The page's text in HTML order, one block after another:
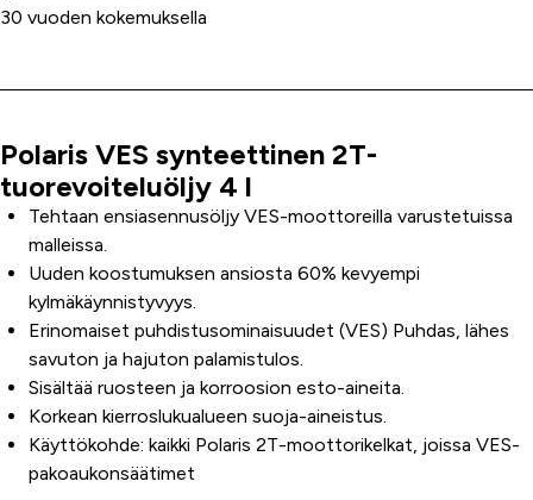
30 vuoden kokemuksella
Tuoteinfo
Polaris VES synteettinen 2T-
tuorevoiteluöljy 4 l
Tehtaan ensiasennusöljy VES-moottoreilla varustetuissa
malleissa.
Uuden koostumuksen ansiosta 60% kevyempi
kylmäkäynnistyvyys.
Erinomaiset puhdistusominaisuudet (VES) Puhdas, lähes
savuton ja hajuton palamistulos.
Sisältää ruosteen ja korroosion esto-aineita.
Korkean kierroslukualueen suoja-aineistus.
Käyttökohde: kaikki Polaris 2T-moottorikelkat, joissa VES-
pakoaukonsäätimet